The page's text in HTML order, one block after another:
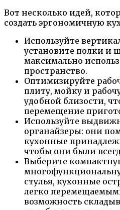
Вот несколько идей,
создать эргономичную
Используйте
установите полки и
максимально
пространство.
Оптимизируйте
плиту, мойку и
удобной близости,
перемещение
Используйте
органайзеры: они
кухонные
чтобы они были
Выберите
стулья, кухонные
легко
возможность